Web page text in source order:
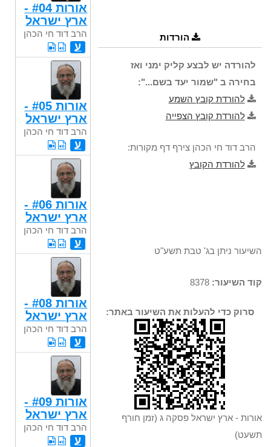
הורדות
להורדה יש לבצע קליק ימני ואז
בחירה ב "שמור יעד בשם...":
להורדת קובץ השמע
להורדת קובץ הצפייה
הרב דוד חי הכהן צירף דף מקורות:
להורדת הקובץ
השיעור ניתן בג' טבת תשע"ט
קוד השיעור:
סרוק כדי להעלות את השיעור באתר:
אורות - ארץ ישראל פסקה ג (זמן חורף
תשעט)
אורות #04 -
ארץ ישראל
הרב דוד חי הכהן
ע
אורות #05 -
ארץ ישראל
הרב דוד חי הכהן
ע
אורות #06 -
ארץ ישראל
הרב דוד חי הכהן
ע
אורות #08 -
ארץ ישראל
הרב דוד חי הכהן
ע
אורות #09 -
ארץ ישראל
הרב דוד חי הכהן
ע